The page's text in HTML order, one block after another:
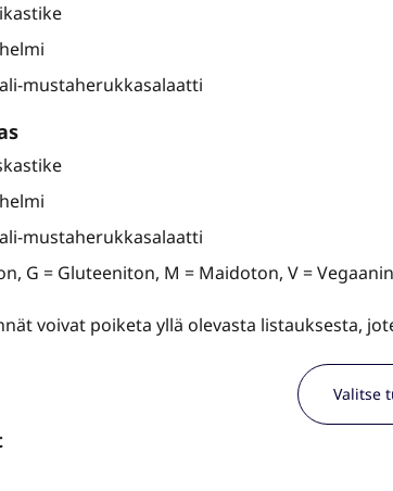
mustaherukkasalaatti
mustaherukkasalaatti
G = Gluteeniton, M = Maidoton, V =
voivat poiketa yllä olevasta listauksesta,